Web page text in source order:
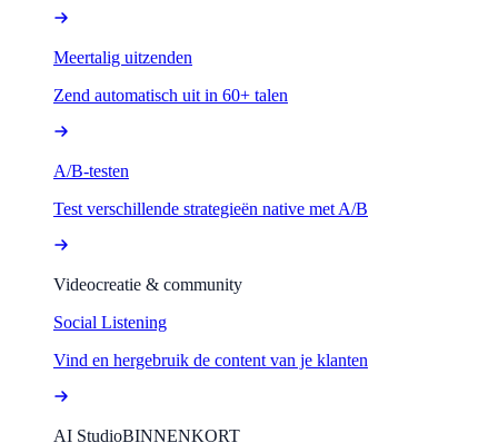
Meertalig uitzenden
Zend automatisch uit in 60+ talen
A/B-testen
Test verschillende strategieën native met A/B
Videocreatie & community
Social Listening
Vind en hergebruik de content van je klanten
AI StudioBINNENKORT